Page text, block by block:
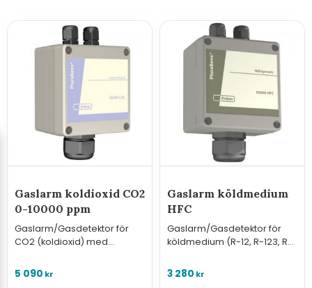
Gaslarm koldioxid CO2
0-10000 ppm
Gaslarm/Gasdetektor för
CO2 (koldioxid) med
5 090 kr
Gaslarm köldmedium
HFC
Gaslarm/Gasdetektor för
köldmedium (R-12, R-123, R-
404a, R-407c, R-410a och
3 280 kr